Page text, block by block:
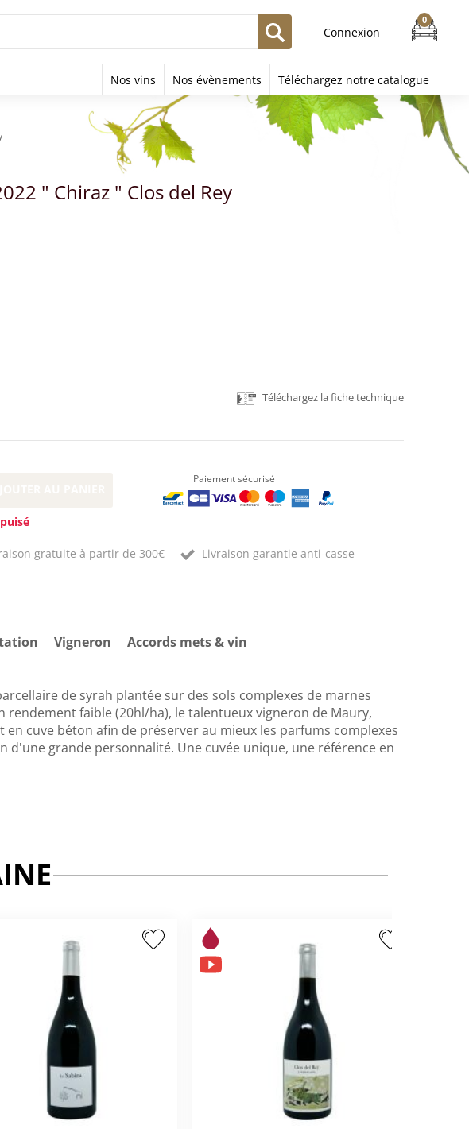
Connexion
Nos vins Nos évènements Téléchargez notre catalogue
" Chiraz " Clos del Rey
Téléchargez la fiche technique
Paiement sécurisé
gratuite à partir de 300€ Livraison garantie anti-casse
Vigneron Accords mets & vin
de syrah plantée sur des sols complexes de marnes
rendement faible (20hl/ha), le talentueux vigneron de Maury,
en cuve béton afin de préserver au mieux les parfums complexes
d'une grande personnalité. Une cuvée unique, une référence en